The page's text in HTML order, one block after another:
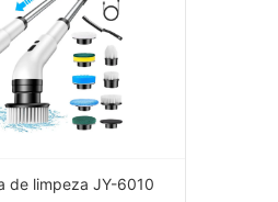
de limpeza JY-6010